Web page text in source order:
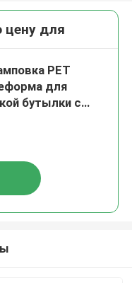
цену для
PET
для
бутылки с
бутылки